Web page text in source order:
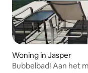
Woning in Jasper
Bubbelbad! Aan het